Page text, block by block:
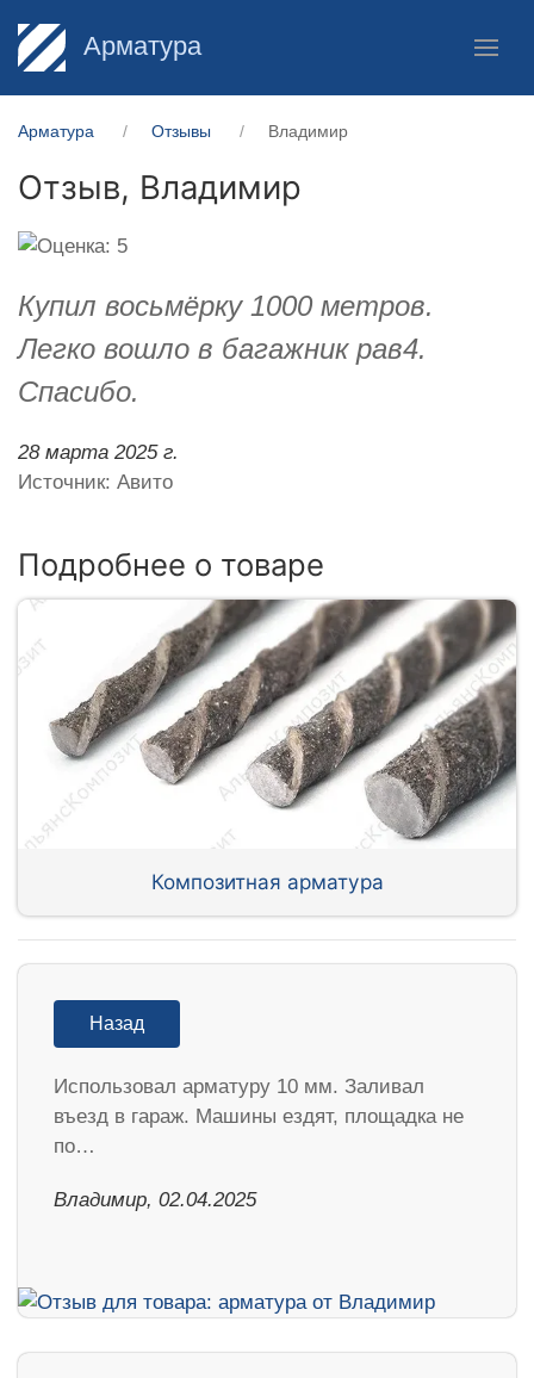
Арматура
Арматура Отзывы Владимир
Отзыв, Владимир
Купил восьмёрку 1000 метров.
Легко вошло в багажник рав4.
Спасибо.
28 марта 2025 г.
Источник: Авито
Подробнее о товаре
Композитная арматура
Назад
Использовал арматуру 10 мм. Заливал
въезд в гараж. Машины ездят, площадка не
по…
Владимир, 02.04.2025